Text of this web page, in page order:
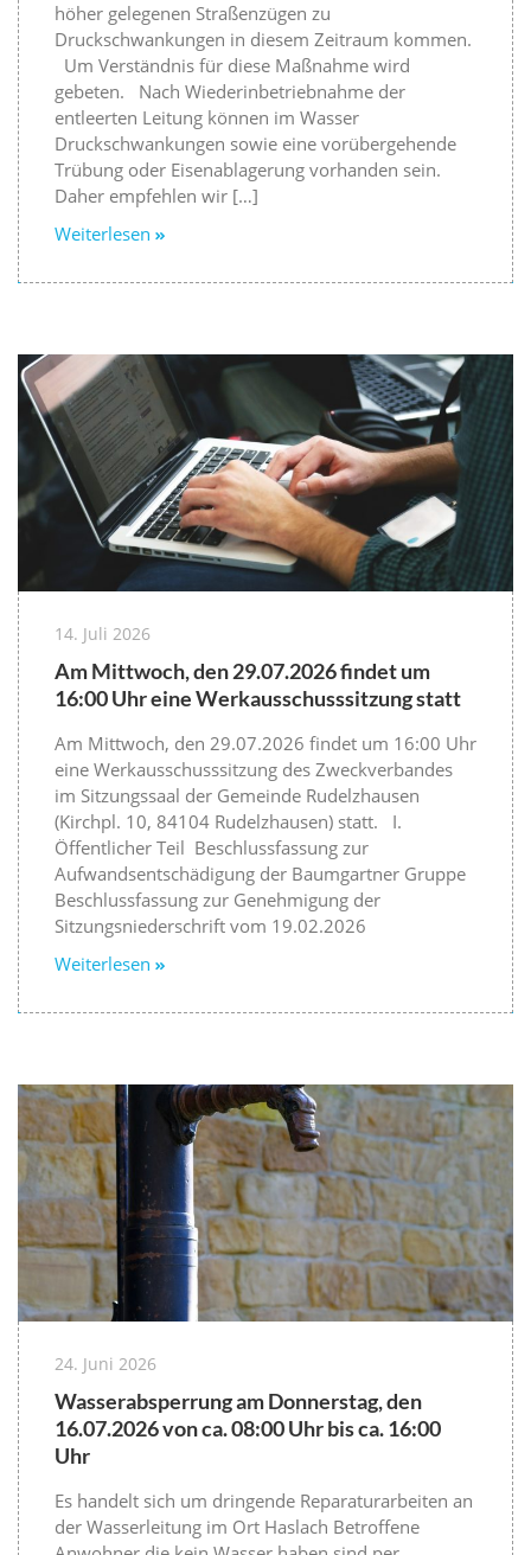
höher gelegenen Straßenzügen zu
Druckschwankungen in diesem Zeitraum kommen.
Um Verständnis für diese Maßnahme wird
gebeten. Nach Wiederinbetriebnahme der
entleerten Leitung können im Wasser
Druckschwankungen sowie eine vorübergehende
Trübung oder Eisenablagerung vorhanden sein.
Daher empfehlen wir […]
Weiterlesen
14. Juli 2026
Am Mittwoch, den 29.07.2026 findet um
16:00 Uhr eine Werkausschusssitzung statt
Am Mittwoch, den 29.07.2026 findet um 16:00 Uhr
eine Werkausschusssitzung des Zweckverbandes
im Sitzungssaal der Gemeinde Rudelzhausen
(Kirchpl. 10, 84104 Rudelzhausen) statt. I.
Öffentlicher Teil Beschlussfassung zur
Aufwandsentschädigung der Baumgartner Gruppe
Beschlussfassung zur Genehmigung der
Sitzungsniederschrift vom 19.02.2026
Weiterlesen
24. Juni 2026
Wasserabsperrung am Donnerstag, den
16.07.2026 von ca. 08:00 Uhr bis ca. 16:00
Uhr
Es handelt sich um dringende Reparaturarbeiten an
der Wasserleitung im Ort Haslach Betroffene